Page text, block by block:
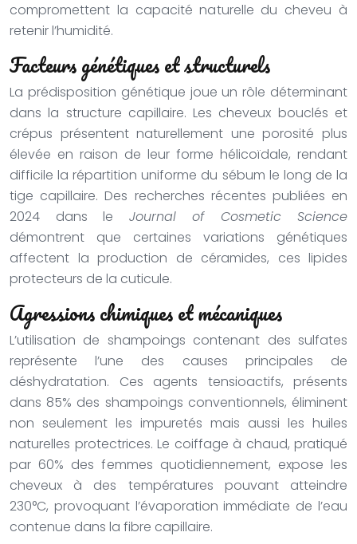
compromettent la capacité naturelle du cheveu à
retenir l’humidité.
Facteurs génétiques et structurels
La prédisposition génétique joue un rôle déterminant
dans la structure capillaire. Les cheveux bouclés et
crépus présentent naturellement une porosité plus
élevée en raison de leur forme hélicoïdale, rendant
difficile la répartition uniforme du sébum le long de la
tige capillaire. Des recherches récentes publiées en
2024 dans le Journal of Cosmetic Science
démontrent que certaines variations génétiques
affectent la production de céramides, ces lipides
protecteurs de la cuticule.
Agressions chimiques et mécaniques
L’utilisation de shampoings contenant des sulfates
représente l’une des causes principales de
déshydratation. Ces agents tensioactifs, présents
dans 85% des shampoings conventionnels, éliminent
non seulement les impuretés mais aussi les huiles
naturelles protectrices. Le coiffage à chaud, pratiqué
par 60% des femmes quotidiennement, expose les
cheveux à des températures pouvant atteindre
230°C, provoquant l’évaporation immédiate de l’eau
contenue dans la fibre capillaire.